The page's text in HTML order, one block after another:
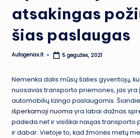
atsakingas
šias paslaugas
Posted
Autogenas.lt 5 gegužės, 2021
Nemenka dalis mūsų šalies gyventojų,
nuosavas transporto priemones, jas yra
automobilių lizingo paslaugomis.
išperkamoji nuoma yra labai dažnas
padeda net ir visiškai naujas transporto
ir dabar. Vietoje to, kad žmonės metų